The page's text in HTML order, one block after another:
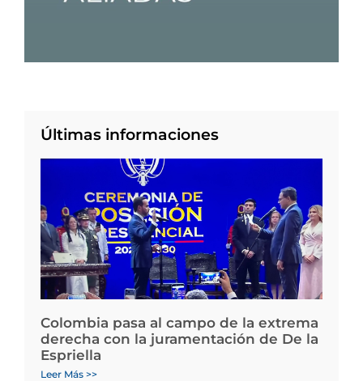
Últimas informaciones
Colombia pasa al campo de la extrema
derecha con la juramentación de De la
Espriella
Leer Más >>